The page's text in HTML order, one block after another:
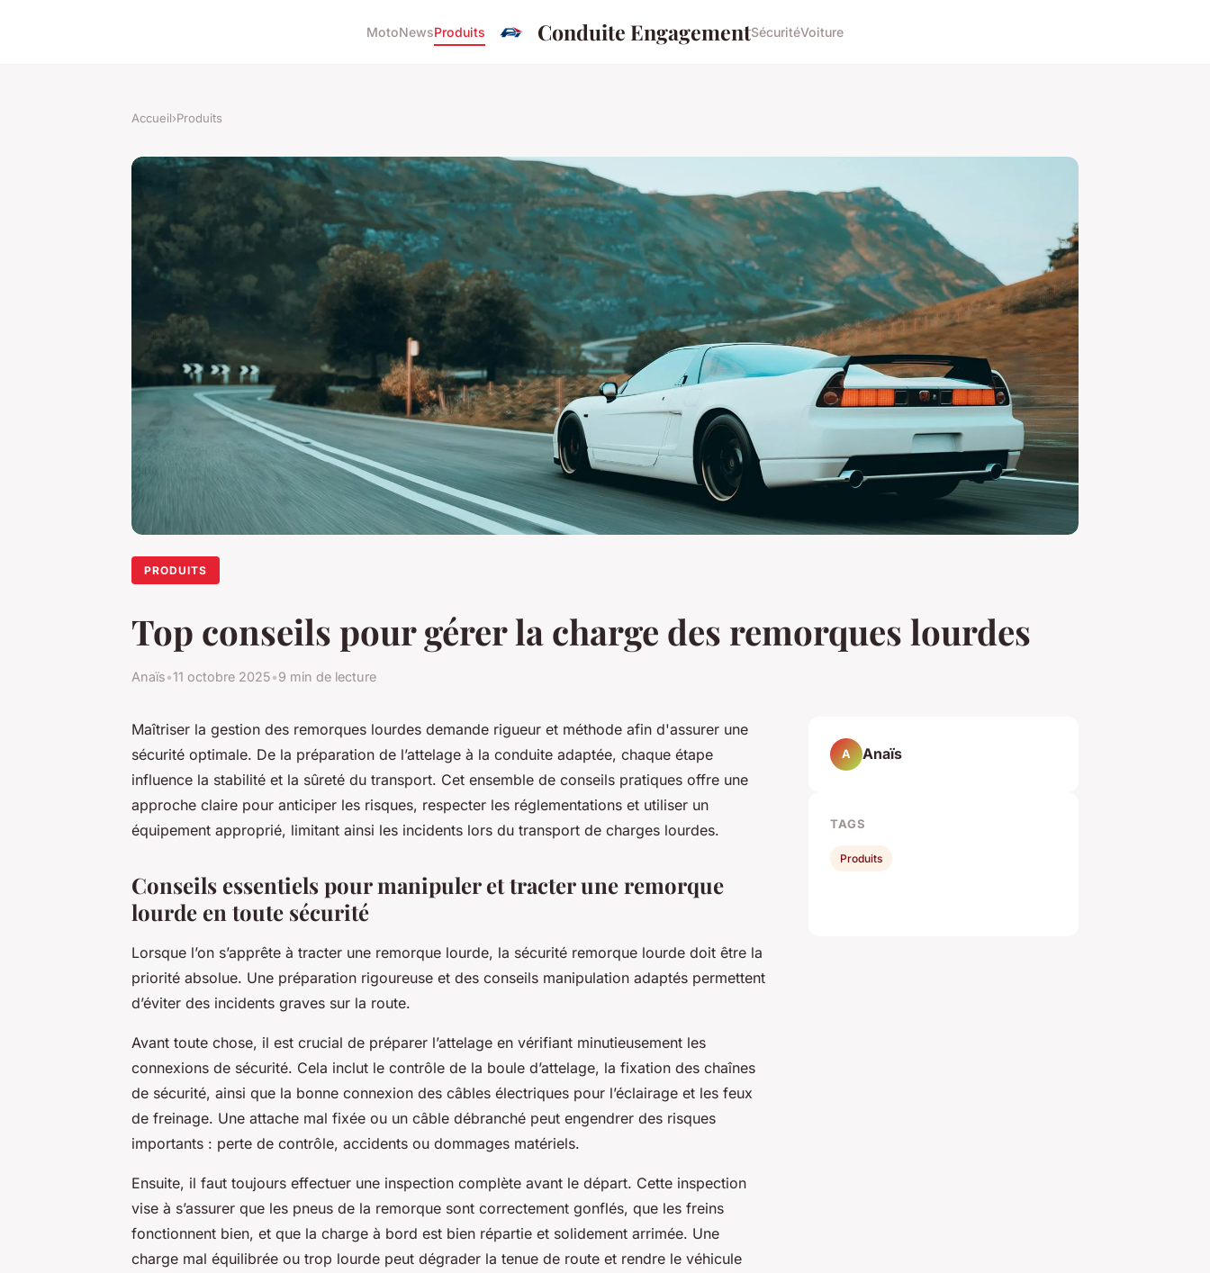
MotoNewsProduits Conduite EngagementSécuritéVoiture
Accueil›Produits
PRODUITS
Top conseils pour gérer la charge des remorques lourdes
Anaïs•11 octobre 2025•9 min de lecture
Maîtriser la gestion des remorques lourdes demande rigueur et méthode afin d'assurer une
sécurité optimale. De la préparation de l’attelage à la conduite adaptée, chaque étape
influence la stabilité et la sûreté du transport. Cet ensemble de conseils pratiques offre une
approche claire pour anticiper les risques, respecter les réglementations et utiliser un
équipement approprié, limitant ainsi les incidents lors du transport de charges lourdes.
Conseils essentiels pour manipuler et tracter une remorque
lourde en toute sécurité
Lorsque l’on s’apprête à tracter une remorque lourde, la sécurité remorque lourde doit être la
priorité absolue. Une préparation rigoureuse et des conseils manipulation adaptés permettent
d’éviter des incidents graves sur la route.
Avant toute chose, il est crucial de préparer l’attelage en vérifiant minutieusement les
connexions de sécurité. Cela inclut le contrôle de la boule d’attelage, la fixation des chaînes
de sécurité, ainsi que la bonne connexion des câbles électriques pour l’éclairage et les feux
de freinage. Une attache mal fixée ou un câble débranché peut engendrer des risques
importants : perte de contrôle, accidents ou dommages matériels.
Ensuite, il faut toujours effectuer une inspection complète avant le départ. Cette inspection
vise à s’assurer que les pneus de la remorque sont correctement gonflés, que les freins
fonctionnent bien, et que la charge à bord est bien répartie et solidement arrimée. Une
charge mal équilibrée ou trop lourde peut dégrader la tenue de route et rendre le véhicule
A Anaïs
TAGS
Produits